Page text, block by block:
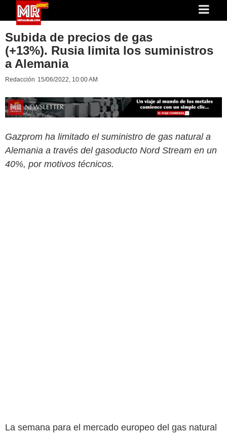
Subida de precios de gas
(+13%). Rusia limita los suministros
a Alemania
Redacción 15/06/2022, 10:00 AM
Gazprom ha limitado el suministro de gas natural a
Alemania a través del gasoducto Nord Stream en un
40%, por motivos técnicos.
La semana para el mercado europeo del gas natural